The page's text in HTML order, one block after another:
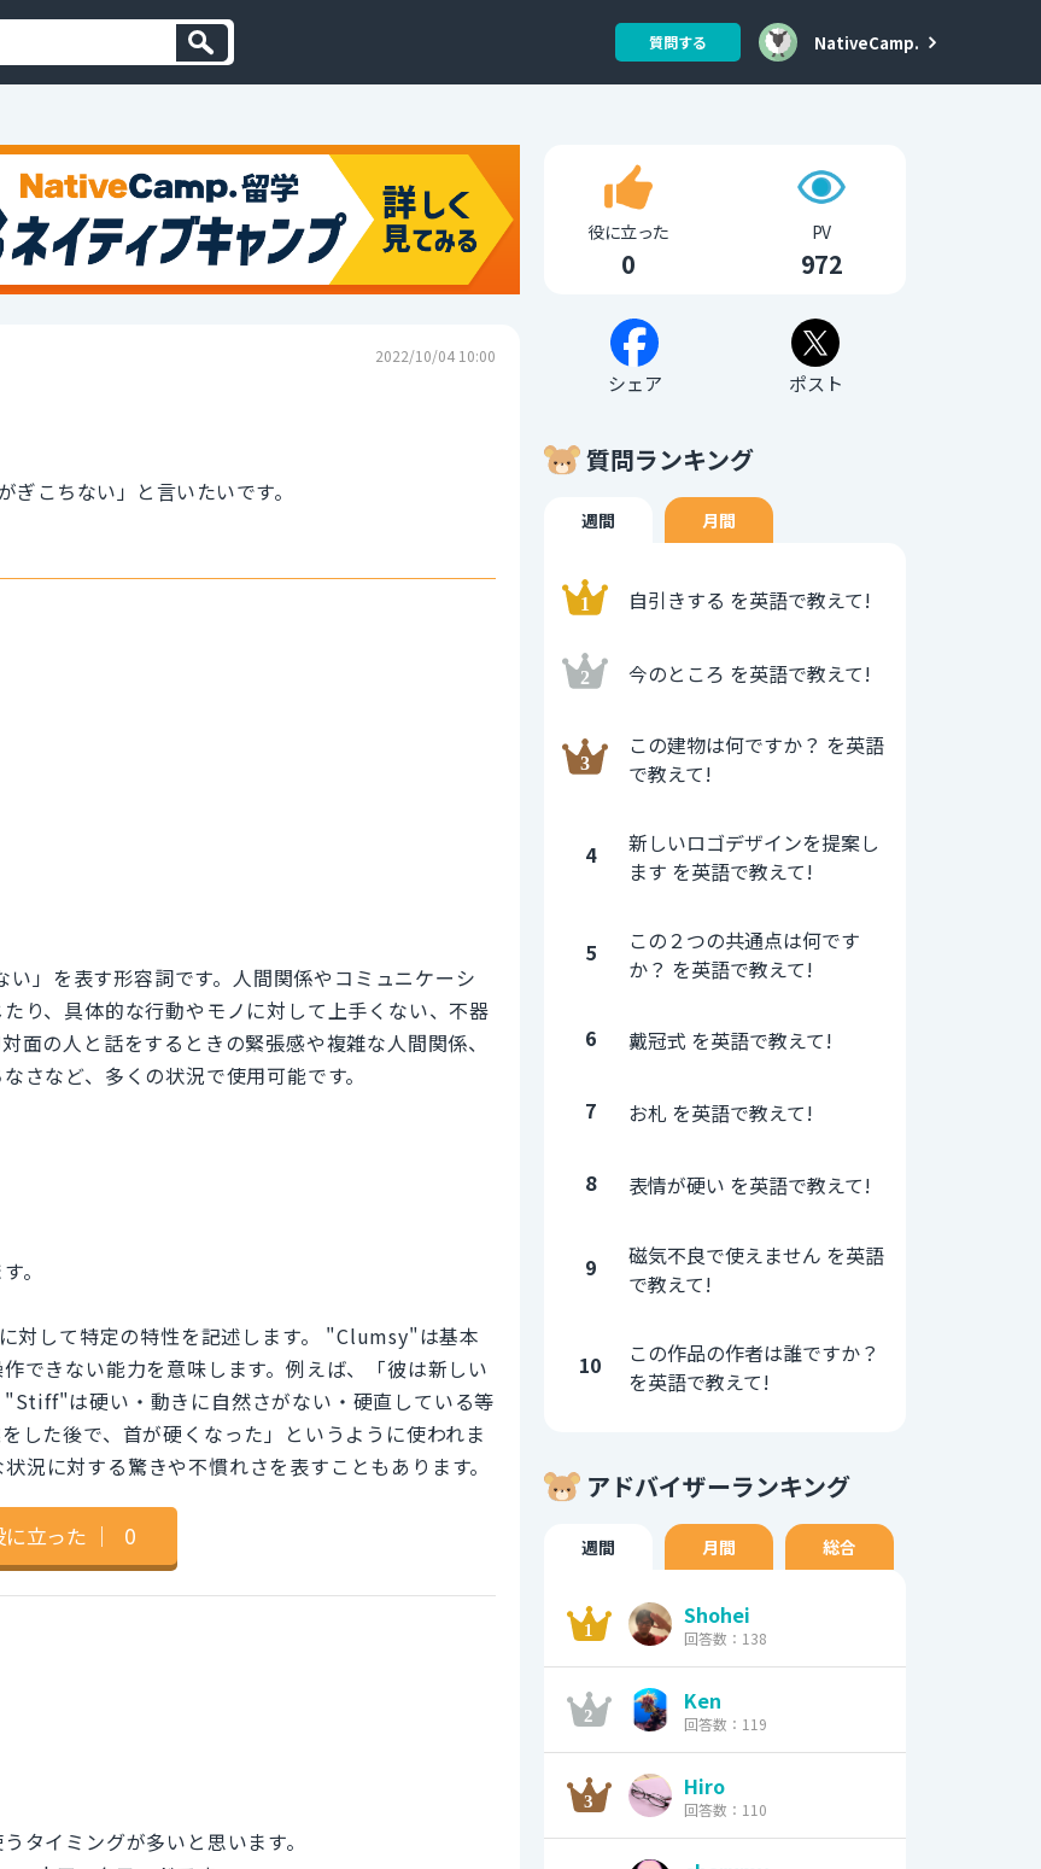
質問する NativeCamp.
2022/10/04 10:00
こちない」と言いたいです。
」を表す形容詞です。人間関係やコミュニケーシ
り、具体的な行動やモノに対して上手くない、不器
面の人と話をするときの緊張感や複雑な人間関係、
さなど、多くの状況で使用可能です。
。
して特定の特性を記述します。 "Clumsy"は基本
できない能力を意味します。例えば、「彼は新しい
は硬い・動きに自然さがない・硬直している等
した後で、首が硬くなった」というように使われま
に対する驚きや不慣れさを表すこともあります。
に立った ｜ 0
タイミングが多いと思います。
役に立った
0
PV
972
シェア ポスト
質問ランキング
週間 月間
自引きする を英語で教えて!
今のところ を英語で教えて!
この建物は何ですか？ を英語
で教えて!
4
新しいロゴデザインを提案し
ます を英語で教えて!
5
この２つの共通点は何です
か？ を英語で教えて!
6 戴冠式 を英語で教えて!
7 お札 を英語で教えて!
8 表情が硬い を英語で教えて!
9
磁気不良で使えません を英語
で教えて!
10
この作品の作者は誰ですか？
を英語で教えて!
アドバイザーランキング
週間 月間 総合
Shohei
回答数：138
Ken
回答数：119
Hiro
回答数：110